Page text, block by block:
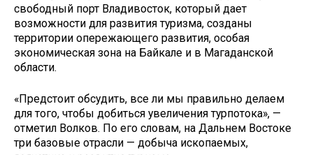
свободный порт Владивосток, который дает
возможности для развития туризма, созданы
территории опережающего развития, особая
экономическая зона на Байкале и в Магаданской
области.
«Предстоит обсудить, все ли мы правильно делаем
для того, чтобы добиться увеличения турпотока», —
отметил Волков. По его словам, на Дальнем Востоке
три базовые отрасли — добыча ископаемых,